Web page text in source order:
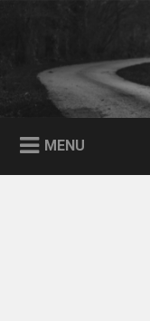
MENU